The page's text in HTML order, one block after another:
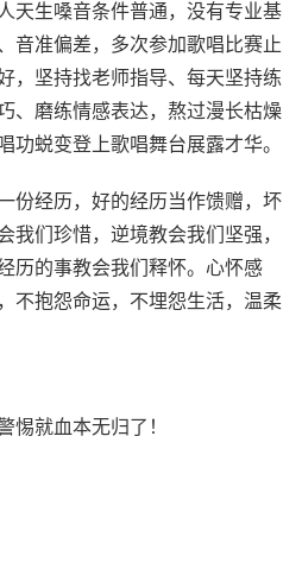
天生嗓音条件普通，没有专业基
音准偏差，多次参加歌唱比赛止
，坚持找老师指导、每天坚持练
、磨练情感表达，熬过漫长枯燥
功蜕变登上歌唱舞台展露才华。
份经历，好的经历当作馈赠，坏
我们珍惜，逆境教会我们坚强，
历的事教会我们释怀。心怀感
不抱怨命运，不埋怨生活，温柔